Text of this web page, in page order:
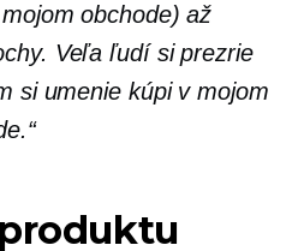
obchode) až
Veľa ľudí si prezrie
si umenie kúpi v mojom